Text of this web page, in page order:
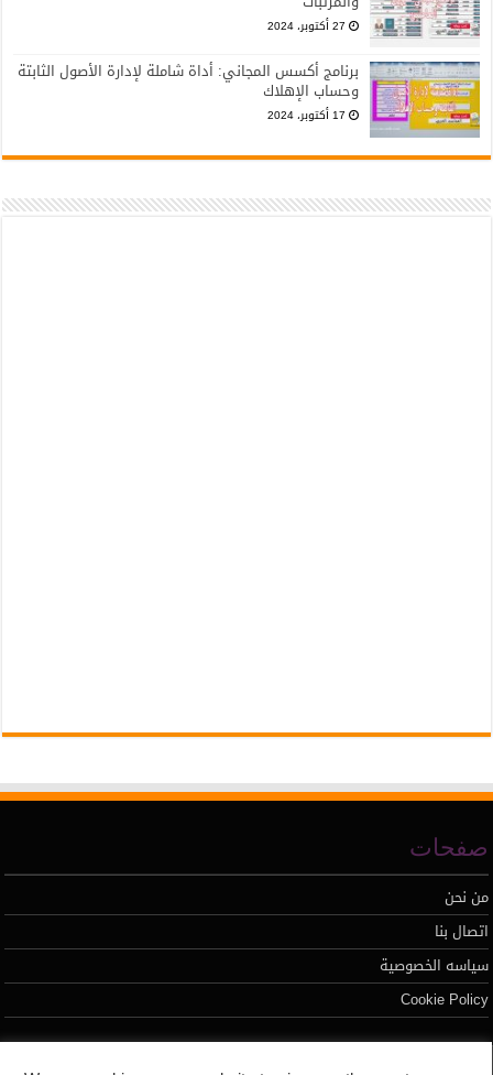
27 أكتوبر، 2024
برنامج أكسس المجاني: أداة شاملة لإدارة الأصول الثابتة
وحساب الإهلاك
17 أكتوبر، 2024
صفحات
من نحن
اتصال بنا
سياسه الخصوصية
Cookie Policy